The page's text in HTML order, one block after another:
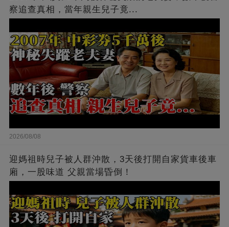
察追查真相，當年親生兒子竟...
2026/08/08
迎媽祖時兒子被人群沖散，3天後打開自家貨車後車
廂，一股味道 父親當場昏倒！